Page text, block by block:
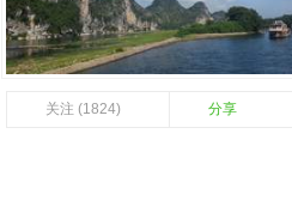
关注 (1824) 分享